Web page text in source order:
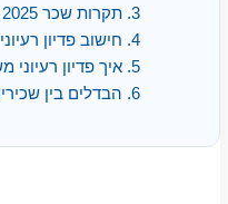
3. תקרות שכר 2025 והשפעתן על ההפקדות
4. חישוב פדיון רעיוני – דוגמאות מעשיות
5. איך פדיון רעיוני משפיע על הפקדות המעסיק
6. הבדלים בין שכירים לעצמאיים